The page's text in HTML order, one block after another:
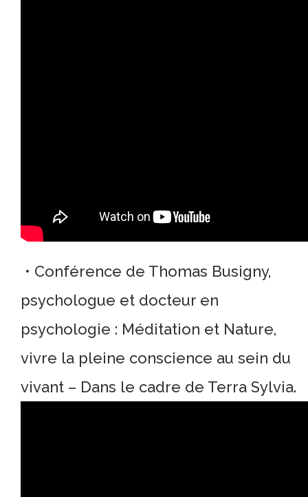
• Conférence de Thomas Busigny,
psychologue et docteur en
psychologie : Méditation et Nature,
vivre la pleine conscience au sein du
vivant – Dans le cadre de Terra Sylvia.